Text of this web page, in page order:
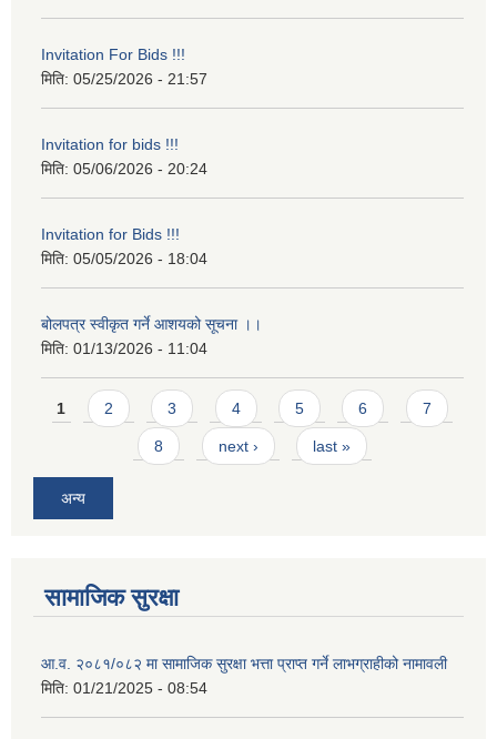
Invitation For Bids !!!
मिति: 05/25/2026 - 21:57
Invitation for bids !!!
मिति: 05/06/2026 - 20:24
Invitation for Bids !!!
मिति: 05/05/2026 - 18:04
बोलपत्र स्वीकृत गर्ने आशयको सूचना ।।
मिति: 01/13/2026 - 11:04
Pages
1 2 3 4 5 6 7
8 next › last »
अन्य
सामाजिक सुरक्षा
आ.व. २०८१/०८२ मा सामाजिक सुरक्षा भत्ता प्राप्त गर्ने लाभग्राहीको नामावली
मिति: 01/21/2025 - 08:54